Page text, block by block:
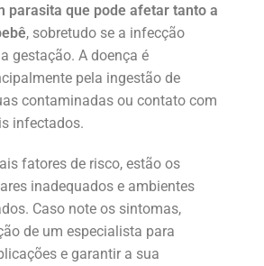
parasita que pode afetar tanto a
, sobretudo se a infecção
gestação. A doença é
pela ingestão de
contaminadas ou contato com
infectados.
fatores de risco, estão os
inadequados e ambientes
Caso note os sintomas,
de um especialista para
e garantir a sua